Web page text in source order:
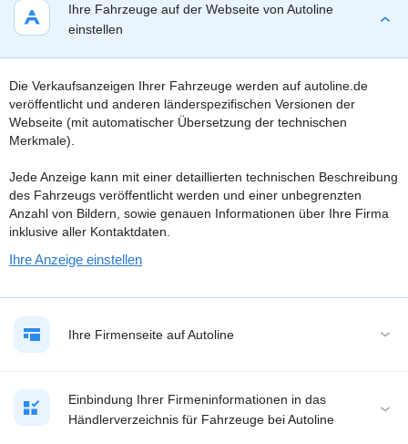
Ihre Fahrzeuge auf der Webseite von Autoline
einstellen
Die Verkaufsanzeigen Ihrer Fahrzeuge werden auf autoline.de
veröffentlicht und anderen länderspezifischen Versionen der
Webseite (mit automatischer Übersetzung der technischen
Merkmale).
Jede Anzeige kann mit einer detaillierten technischen Beschreibung
des Fahrzeugs veröffentlicht werden und einer unbegrenzten
Anzahl von Bildern, sowie genauen Informationen über Ihre Firma
inklusive aller Kontaktdaten.
Ihre Anzeige einstellen
Ihre Firmenseite auf Autoline
Einbindung Ihrer Firmeninformationen in das
Händlerverzeichnis für Fahrzeuge bei Autoline